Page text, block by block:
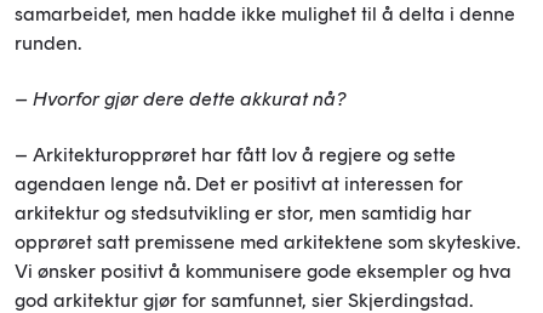
samarbeidet, men hadde ikke mulighet til å delta i denne
runden.
– Hvorfor gjør dere dette akkurat nå?
– Arkitekturopprøret har fått lov å regjere og sette
agendaen lenge nå. Det er positivt at interessen for
arkitektur og stedsutvikling er stor, men samtidig har
opprøret satt premissene med arkitektene som skyteskive.
Vi ønsker positivt å kommunisere gode eksempler og hva
god arkitektur gjør for samfunnet, sier Skjerdingstad.